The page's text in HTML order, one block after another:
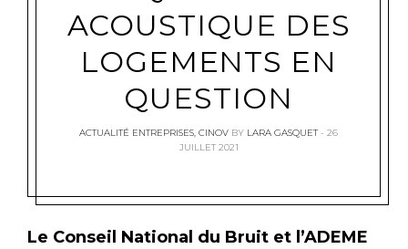
ACOUSTIQUE DES
LOGEMENTS EN
QUESTION
ACTUALITÉ ENTREPRISES, CINOV BY LARA GASQUET
26
JUILLET 2021
Le Conseil National du Bruit et l’ADEME